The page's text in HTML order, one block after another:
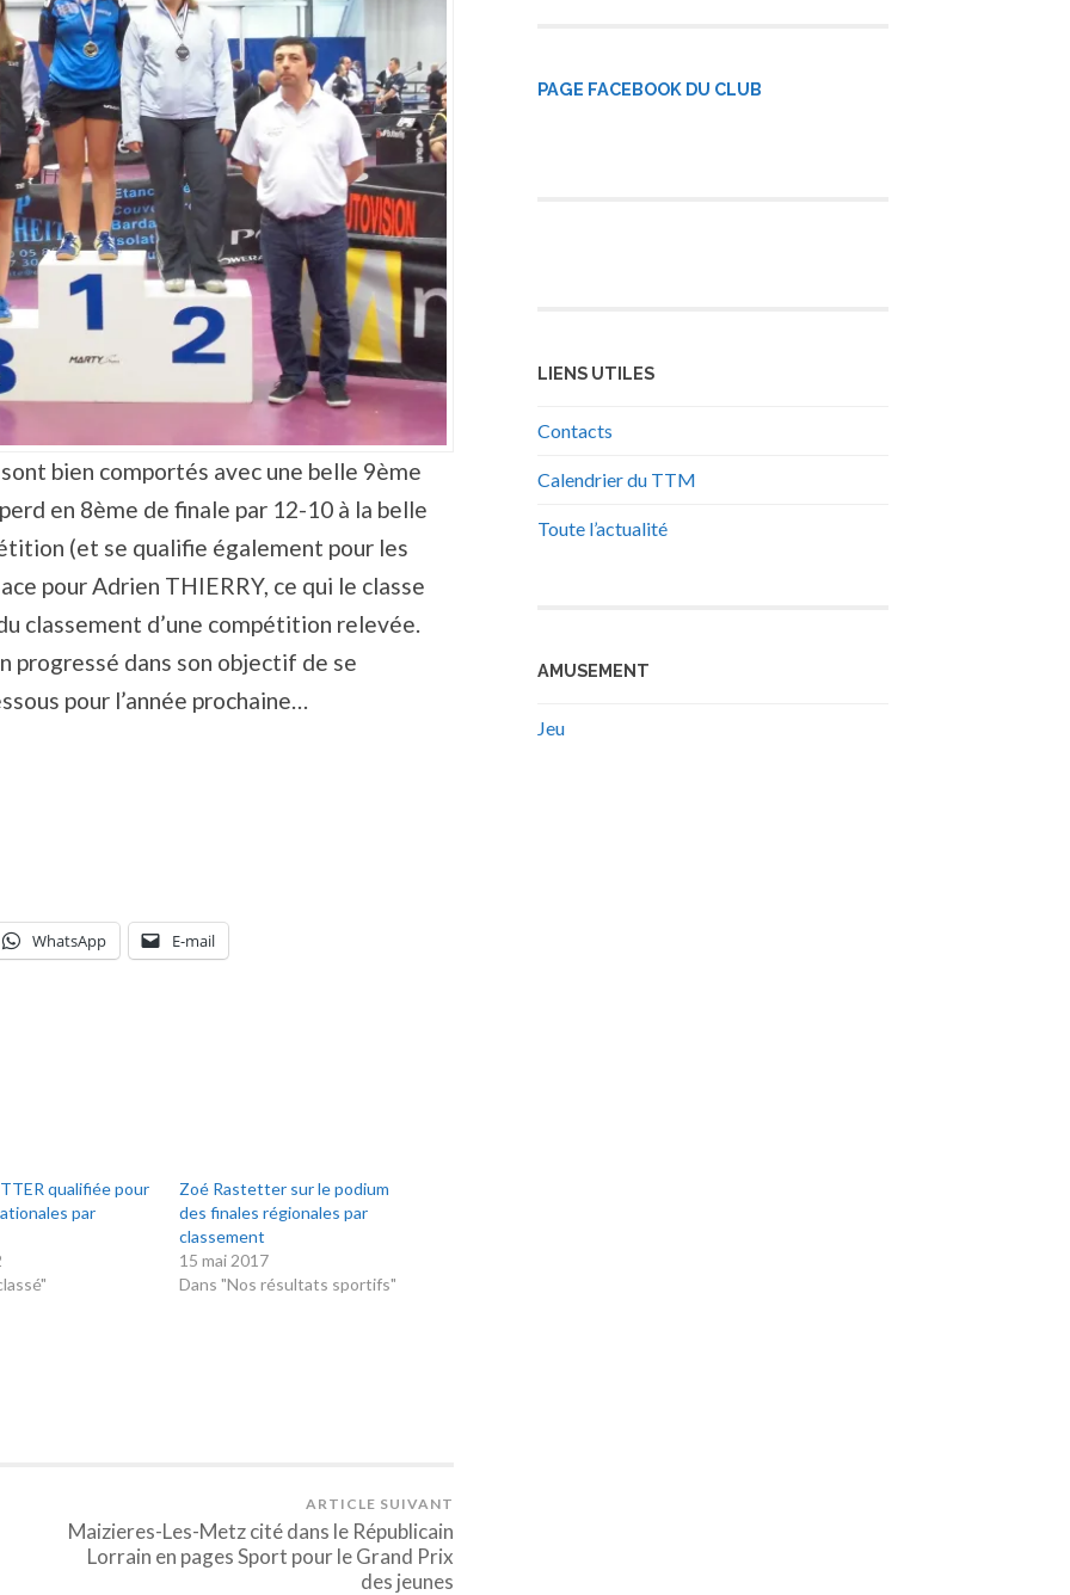
bien comportés avec une belle 9ème
en 8ème de finale par 12-10 à la belle
(et se qualifie également pour les
pour Adrien THIERRY, ce qui le classe
classement d’une compétition relevée.
progressé dans son objectif de se
pour l’année prochaine…
WhatsApp E-mail
qualifiée pour
par
Zoé Rastetter sur le podium
des finales régionales par
classement
15 mai 2017
Dans "Nos résultats sportifs"
ARTICLE SUIVANT
Maizieres-Les-Metz cité dans le Républicain
Lorrain en pages Sport pour le Grand Prix
des jeunes
PAGE FACEBOOK DU CLUB
LIENS UTILES
Contacts
Calendrier du TTM
Toute l’actualité
AMUSEMENT
Jeu